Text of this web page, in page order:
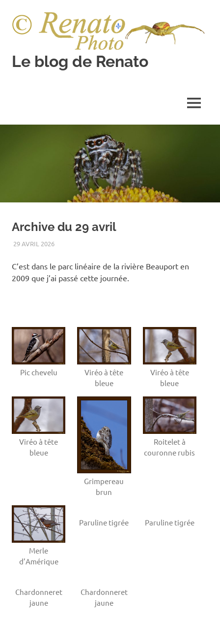
content
Le blog de Renato
MENU
Archive du 29 avril
29 AVRIL 2026RENATO
2009
C’est dans le parc linéaire de la rivière Beauport en
2009 que j’ai passé cette journée.
Pic chevelu
Viréo à tête
bleue
Viréo à tête
bleue
Viréo à tête
bleue
Grimpereau
brun
Roitelet à
couronne rubis
Merle
d’Amérique
Paruline tigrée Paruline tigrée
Chardonneret
jaune
Chardonneret
jaune